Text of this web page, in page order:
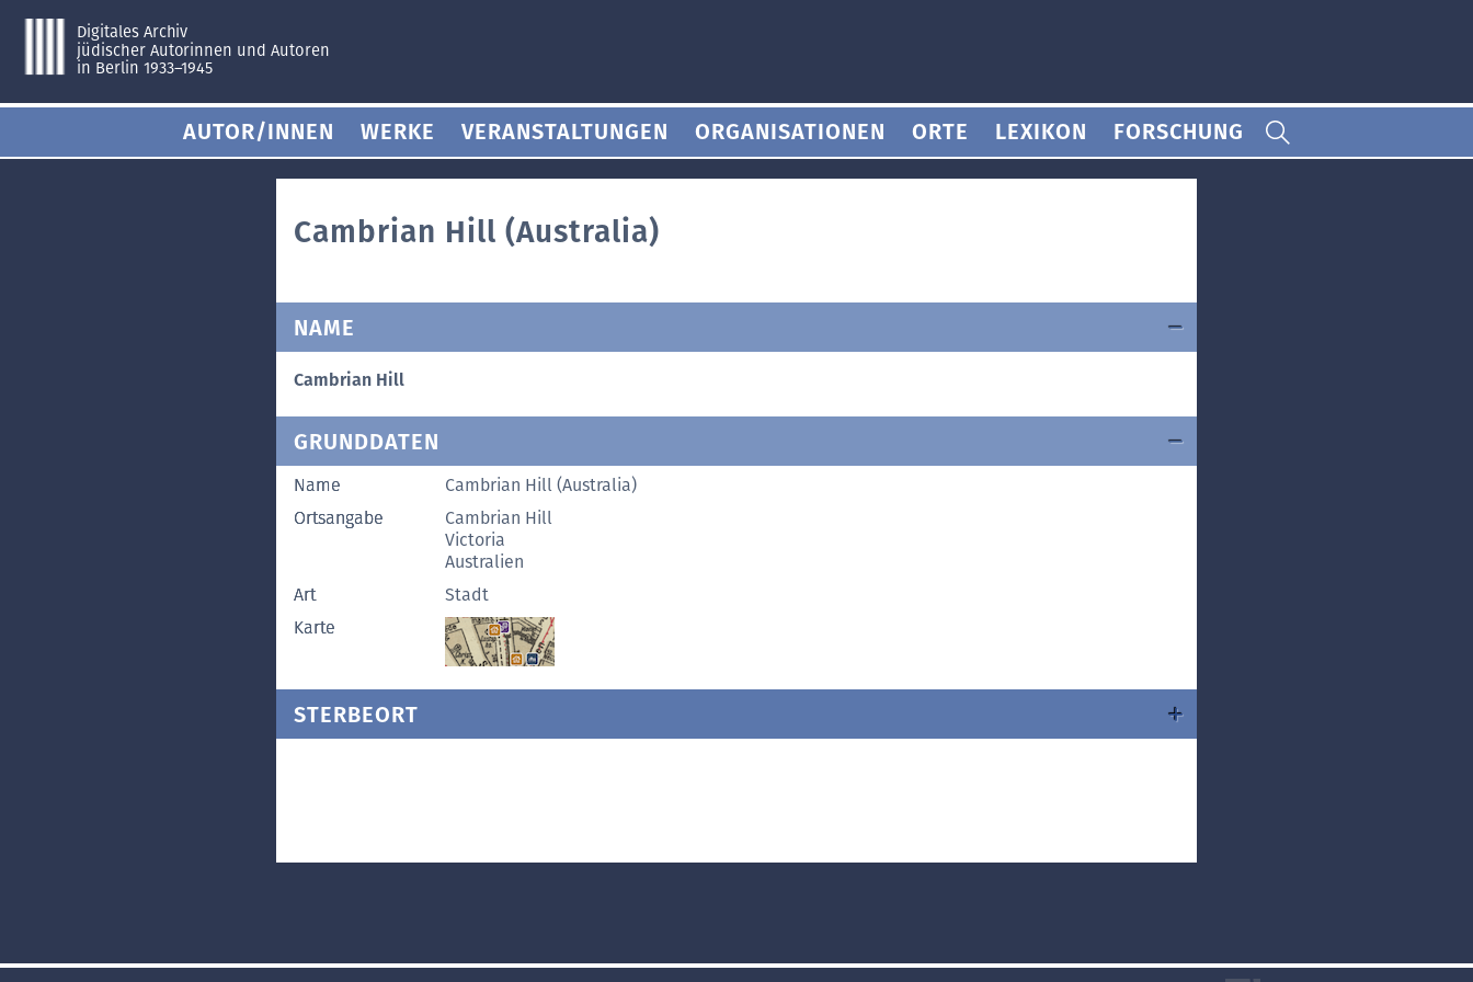
Digitales Archiv
jüdischer Autorinnen und Autoren
in Berlin 1933–1945
AUTOR/INNEN WERKE VERANSTALTUNGEN ORGANISATIONEN ORTE LEXIKON FORSCHUNG
Cambrian Hill (Australia)
NAME
Cambrian Hill
GRUNDDATEN
Name
Cambrian Hill (Australia)
Ortsangabe
Cambrian Hill
Victoria
Australien
Art
Stadt
Karte
STERBEORT